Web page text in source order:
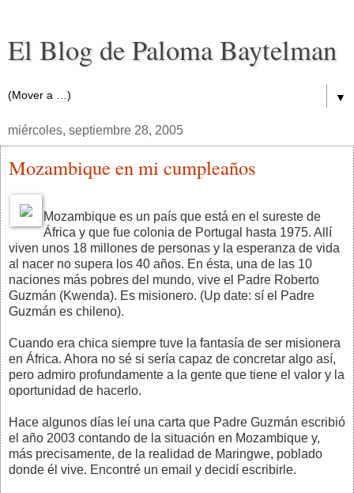
El Blog de Paloma Baytelman
▼
miércoles, septiembre 28, 2005
Mozambique en mi cumpleaños
Mozambique es un país que está en el sureste de
África y que fue colonia de Portugal hasta 1975. Allí
viven unos 18 millones de personas y la esperanza de vida
al nacer no supera los 40 años. En ésta, una de las 10
naciones más pobres del mundo, vive el Padre Roberto
Guzmán (Kwenda). Es misionero. (Up date: sí el Padre
Guzmán es chileno).
Cuando era chica siempre tuve la fantasía de ser misionera
en África. Ahora no sé si sería capaz de concretar algo así,
pero admiro profundamente a la gente que tiene el valor y la
oportunidad de hacerlo.
Hace algunos días leí una carta que Padre Guzmán escribió
el año 2003 contando de la situación en Mozambique y,
más precisamente, de la realidad de Maringwe, poblado
donde él vive. Encontré un email y decidí escribirle.